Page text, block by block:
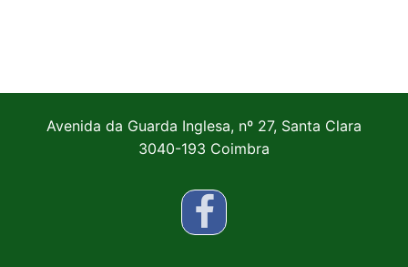
Avenida da Guarda Inglesa, nº 27, Santa Clara
3040-193 Coimbra